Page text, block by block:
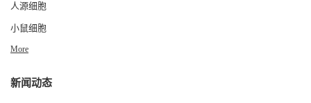
人源细胞
小鼠细胞
More
新闻动态